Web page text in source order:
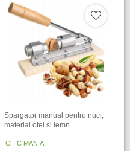
Spargator manual pentru nuci,
material otel si lemn
CHIC MANIA